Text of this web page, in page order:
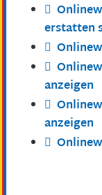
erstatten
anzeigen
anzeigen